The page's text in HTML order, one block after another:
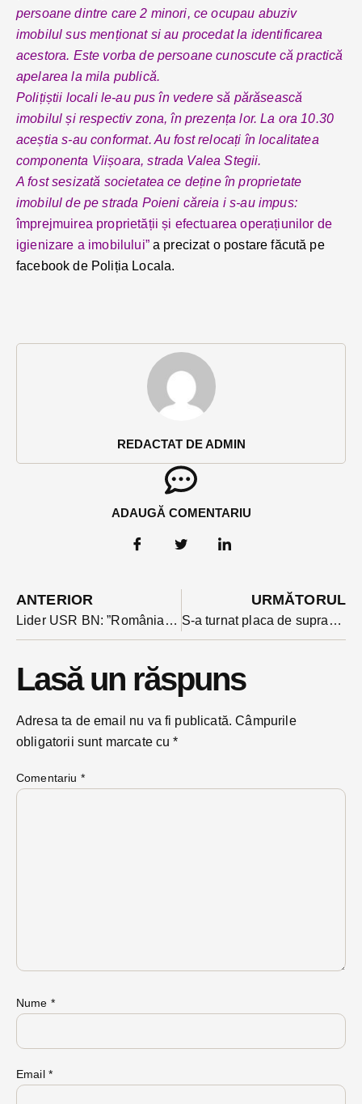
REDACTAT DE ADMIN
ADAUGĂ COMENTARIU
persoane dintre care 2 minori, ce ocupau abuziv
imobilul sus menționat si au procedat la identificarea
acestora. Este vorba de persoane cunoscute că practică
apelarea la mila publică.
Polițiștii locali le-au pus în vedere să părăsească
imobilul și respectiv zona, în prezența lor. La ora 10.30
aceștia s-au conformat. Au fost relocați în localitatea
componenta Viișoara, strada Valea Stegii.
A fost sesizată societatea ce deține în proprietate
imobilul de pe strada Poieni căreia i s-au impus:
împrejmuirea proprietății și efectuarea operațiunilor de
igienizare a imobilului”a precizat o postare făcută pe
facebook de Poliția Locala.
ANTERIOR
Lider USR BN: ”România este țara cu cea mai mică alocare din UE pentru cercetare, dar ministrul Ivan o visează lider regional în tehnologiile viitorului. Un vis în care cloudul guvernamental e un norișor desenat de copii”
URMĂTORUL
S-a turnat placa de suprabetonare peste Pasajul Decebal.
Lasă un răspuns
Adresa ta de email nu va fi publicată. Câmpurile
obligatorii sunt marcate cu*
Comentariu *
Nume *
Email *